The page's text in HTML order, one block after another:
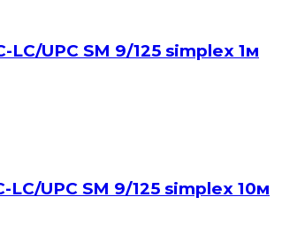
UPC SM 9/125 simplex 1м
UPC SM 9/125 simplex 10м